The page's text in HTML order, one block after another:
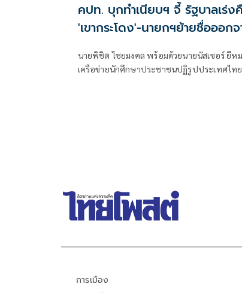
คปท. บุกทำเนียบฯ จี้ รัฐบาลเร่
'เขากระโดง'-นายกฯย้ายชื่อออก
นายพิชิต ไชยมงคล พร้อมด้วยนายนัสเซอร์ ยีห
เครือข่ายนักศึกษาประชาชนปฏิรูปประเทศไท
การเมือง